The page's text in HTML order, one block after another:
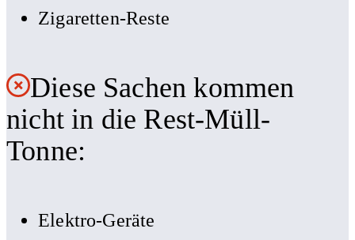
Zigaretten-Reste
Diese Sachen kommen
nicht in die Rest-Müll-
Tonne:
Elektro-Geräte